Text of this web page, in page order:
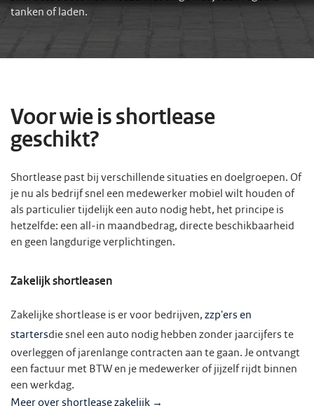
tanken of laden.
Voor wie is shortlease
geschikt?
Shortlease past bij verschillende situaties en doelgroepen. Of
je nu als bedrijf snel een medewerker mobiel wilt houden of
als particulier tijdelijk een auto nodig hebt, het principe is
hetzelfde: een all-in maandbedrag, directe beschikbaarheid
en geen langdurige verplichtingen.
Zakelijk shortleasen
Zakelijke shortlease is er voor bedrijven, zzp'ers en
startersdie snel een auto nodig hebben zonder jaarcijfers te
overleggen of jarenlange contracten aan te gaan. Je ontvangt
een factuur met BTW en je medewerker of jijzelf rijdt binnen
een werkdag.
Meer over shortlease zakelijk →